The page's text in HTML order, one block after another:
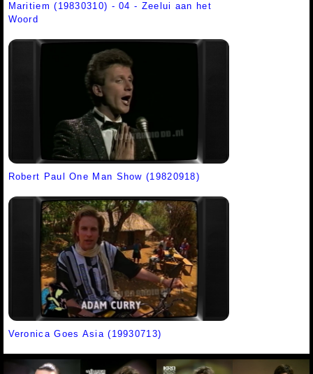
Maritiem (19830310) - 04 - Zeelui aan het
Woord
Robert Paul One Man Show (19820918)
Veronica Goes Asia (19930713)